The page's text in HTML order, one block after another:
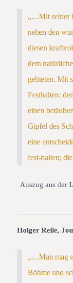
„…Mit seiner
neben den
diesen
dem
gebieten. Mit
Festhalten:
einen
Gipfel des
eine
fest-halten;
Auszug aus der
Holger Reile,
„…Man mag
Böhme und